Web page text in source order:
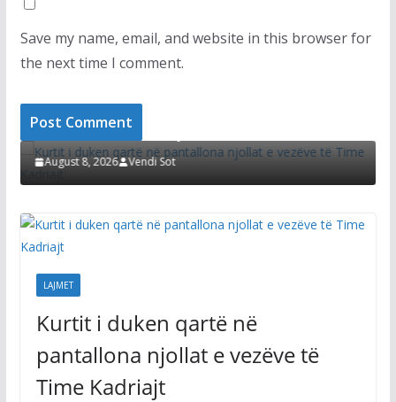
Save my name, email, and website in this browser for
the next time I comment.
Kurtit i duken qartë në pantallona njollat e
vezëve të Time Kadriajt
August 8, 2026 Vendi Sot
LAJMET
Kurtit i duken qartë në
pantallona njollat e vezëve të
Time Kadriajt